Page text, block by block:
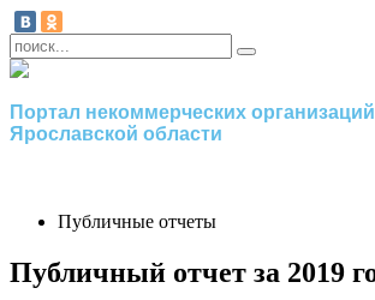
Портал некоммерческих организаций
Ярославской области
Публичные отчеты
Публичный отчет за 2019